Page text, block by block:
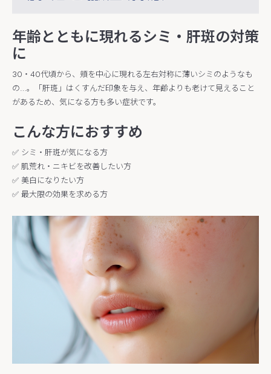
年齢とともに現れるシミ・肝斑の対策
に
30・40代頃から、頬を中心に現れる左右対称に薄いシミのようなも
の…。「肝斑」はくすんだ印象を与え、年齢よりも老けて見えること
があるため、気になる方も多い症状です。
こんな方におすすめ
✅️ シミ・肝斑が気になる方
✅️ 肌荒れ・ニキビを改善したい方
✅️ 美白になりたい方
✅️ 最大限の効果を求める方